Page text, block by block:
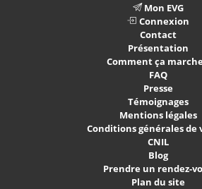
Mon EVG
Connexion
Contact
Présentation
Comment ça
FAQ
Presse
Témoignages
Mentions légales
Conditions générales de
CNIL
Blog
Prendre un rendez-
Plan du site